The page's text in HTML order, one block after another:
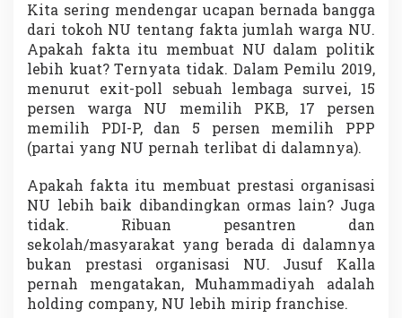
Kita sering mendengar ucapan bernada bangga
dari tokoh NU tentang fakta jumlah warga NU.
Apakah fakta itu membuat NU dalam politik
lebih kuat? Ternyata tidak. Dalam Pemilu 2019,
menurut exit-poll sebuah lembaga survei, 15
persen warga NU memilih PKB, 17 persen
memilih PDI-P, dan 5 persen memilih PPP
(partai yang NU pernah terlibat di dalamnya).
Apakah fakta itu membuat prestasi organisasi
NU lebih baik dibandingkan ormas lain? Juga
tidak. Ribuan pesantren dan
sekolah/masyarakat yang berada di dalamnya
bukan prestasi organisasi NU. Jusuf Kalla
pernah mengatakan, Muhammadiyah adalah
holding company, NU lebih mirip franchise.